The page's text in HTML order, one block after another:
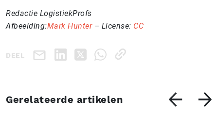
Redactie LogistiekProfs
Afbeelding:Mark Hunter– License: CC
DEEL
Gerelateerde artikelen